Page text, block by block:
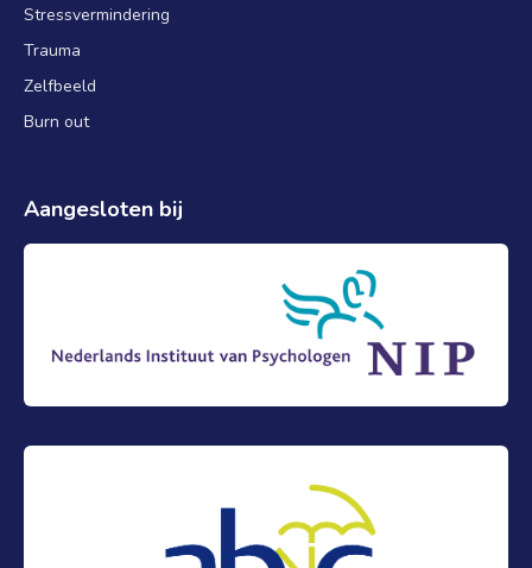
Stressvermindering
Trauma
Zelfbeeld
Burn out
Aangesloten bij